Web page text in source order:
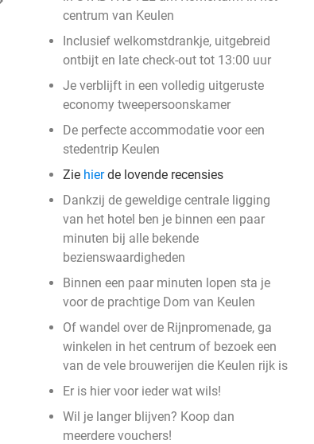
centrum van Keulen
Inclusief welkomstdrankje, uitgebreid
ontbijt en late check-out tot 13:00 uur
Je verblijft in een volledig uitgeruste
economy tweepersoonskamer
De perfecte accommodatie voor een
stedentrip Keulen
Zie hierde lovende recensies
Dankzij de geweldige centrale ligging
van het hotel ben je binnen een paar
minuten bij alle bekende
bezienswaardigheden
Binnen een paar minuten lopen sta je
voor de prachtige Dom van Keulen
Of wandel over de Rijnpromenade, ga
winkelen in het centrum of bezoek een
van de vele brouwerijen die Keulen rijk is
Er is hier voor ieder wat wils!
Wil je langer blijven? Koop dan
meerdere vouchers!